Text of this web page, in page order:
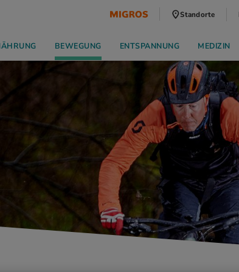
Standorte
BEWEGUNG ENTSPANNUNG MEDIZIN